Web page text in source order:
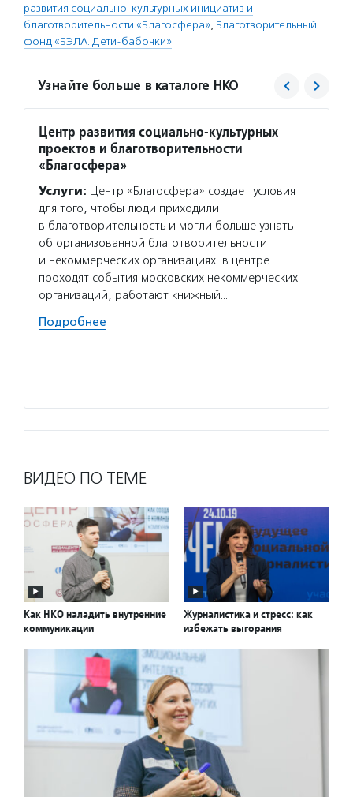
развития социально-культурных инициатив и
благотворительности «Благосфера», Благотворительный
фонд «БЭЛА. Дети-бабочки»
Узнайте больше в каталоге НКО
Центр развития социально-культурных
проектов и благотворительности
«Благосфера»
Услуги: Центр «Благосфера» создает условия
для того, чтобы люди приходили
в благотворительность и могли больше узнать
об организованной благотворительности
и некоммерческих организациях: в центре
проходят события московских некоммерческих
организаций, работают книжный…
Подробнее
ВИДЕО ПО ТЕМЕ
Как НКО наладить внутренние
коммуникации
Журналистика и стресс: как
избежать выгорания